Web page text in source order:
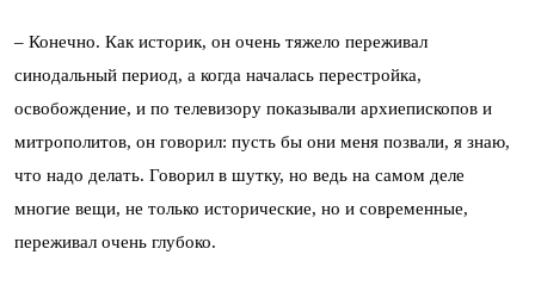
– Конечно. Как историк, он очень тяжело переживал
синодальный период, а когда началась перестройка,
освобождение, и по телевизору показывали архиепископов и
митрополитов, он говорил: пусть бы они меня позвали, я знаю,
что надо делать. Говорил в шутку, но ведь на самом деле
многие вещи, не только исторические, но и современные,
переживал очень глубоко.